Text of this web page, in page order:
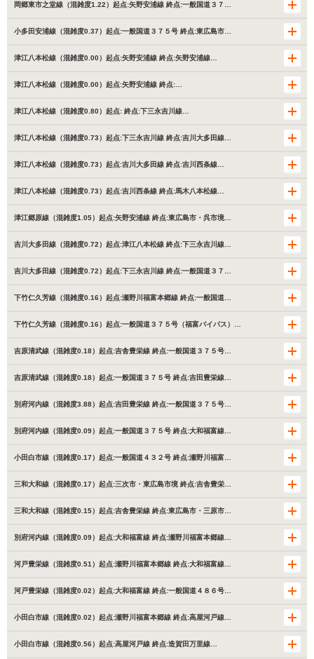
岡郷東市之堂線（混雑度1.22）起点:矢野安浦線 終点:一般国道３７…
小多田安浦線（混雑度0.37）起点:一般国道３７５号 終点:東広島市…
津江八本松線（混雑度0.00）起点:矢野安浦線 終点:矢野安浦線…
津江八本松線（混雑度0.00）起点:矢野安浦線 終点:…
津江八本松線（混雑度0.80）起点: 終点:下三永吉川線…
津江八本松線（混雑度0.73）起点:下三永吉川線 終点:吉川大多田線…
津江八本松線（混雑度0.73）起点:吉川大多田線 終点:吉川西条線…
津江八本松線（混雑度0.73）起点:吉川西条線 終点:馬木八本松線…
津江郷原線（混雑度1.05）起点:矢野安浦線 終点:東広島市・呉市境…
吉川大多田線（混雑度0.72）起点:津江八本松線 終点:下三永吉川線…
吉川大多田線（混雑度0.72）起点:下三永吉川線 終点:一般国道３７…
下竹仁久芳線（混雑度0.16）起点:瀬野川福富本郷線 終点:一般国道…
下竹仁久芳線（混雑度0.16）起点:一般国道３７５号（福富バイパス）…
吉原清武線（混雑度0.18）起点:吉舎豊栄線 終点:一般国道３７５号…
吉原清武線（混雑度0.18）起点:一般国道３７５号 終点:吉田豊栄線…
別府河内線（混雑度3.88）起点:吉田豊栄線 終点:一般国道３７５号…
別府河内線（混雑度0.09）起点:一般国道３７５号 終点:大和福富線…
小田白市線（混雑度0.17）起点:一般国道４３２号 終点:瀬野川福富…
三和大和線（混雑度0.17）起点:三次市・東広島市境 終点:吉舎豊栄…
三和大和線（混雑度0.15）起点:吉舎豊栄線 終点:東広島市・三原市…
別府河内線（混雑度0.09）起点:大和福富線 終点:瀬野川福富本郷線…
河戸豊栄線（混雑度0.51）起点:瀬野川福富本郷線 終点:大和福富線…
河戸豊栄線（混雑度0.02）起点:大和福富線 終点:一般国道４８６号…
小田白市線（混雑度0.02）起点:瀬野川福富本郷線 終点:高屋河戸線…
小田白市線（混雑度0.56）起点:高屋河戸線 終点:造賀田万里線…